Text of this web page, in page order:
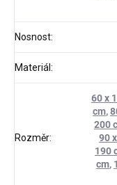
Nosnost:
Materiál:
Rozměr:
60 x
cm,
200
90
190
cm,